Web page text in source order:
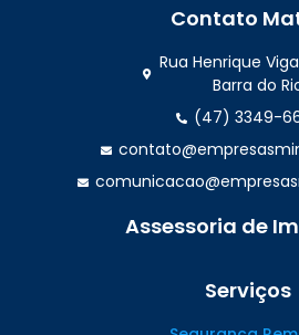
Contato
Rua Henrique
Barra do
(47) 3349-
(47)
Assessoria de
Serviços